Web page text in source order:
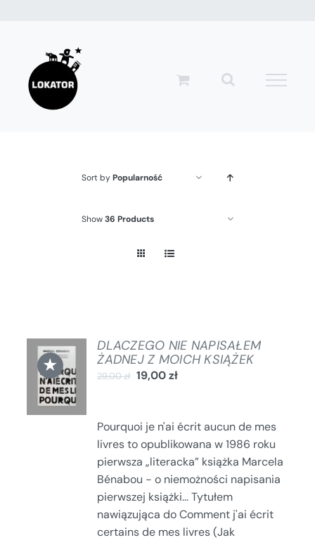
zawartości
Sort byPopularność
Show36 Products
★
DODAJ
DO
KOSZYKA
/
SZCZEGÓŁY
DLACZEGO NIE NAPISAŁEM
ŻADNEJ Z MOICH KSIĄŻEK
29,00zł 19,00zł
Pourquoi je n'ai écrit aucun de mes
livres to opublikowana w 1986 roku
pierwsza „literacka” książka Marcela
Bénabou - o niemożności napisania
pierwszej książki... Tytułem
nawiązująca do Comment j'ai écrit
certains de mes livres (Jak